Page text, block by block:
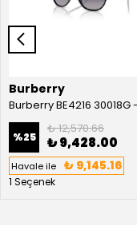
Burberry
%25
₺ 12,570.66
₺ 9,428.00
Havale ile ₺ 9,145.16
1 Seçenek